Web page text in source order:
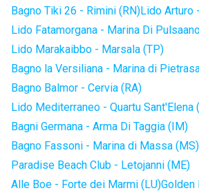
Bagno Tiki 26 - Rimini (RN)Lido Arturo
Lido Fatamorgana - Marina Di
Lido Marakaibbo - Marsala (TP)
Bagno la Versiliana - Marina di
Bagno Balmor - Cervia (RA)
Lido Mediterraneo - Quartu Sant'Elena
Bagni Germana - Arma Di Taggia (IM)
Bagno Fassoni - Marina di Massa (MS)
Paradise Beach Club - Letojanni (ME)
Alle Boe - Forte dei Marmi (LU)Golden